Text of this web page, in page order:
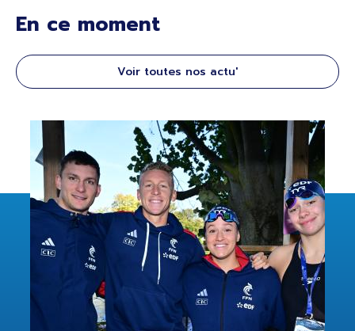
En ce moment
Voir toutes nos actu'